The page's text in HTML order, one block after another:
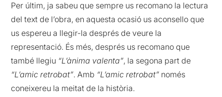
Per últim, ja sabeu que sempre us recomano la lectura
del text de l’obra, en aquesta ocasió us aconsello que
us espereu a llegir-la després de veure la
representació. És més, després us recomano que
també llegiu “L’ànima valenta”, la segona part de
“L’amic retrobat”. Amb “L’amic retrobat” només
coneixereu la meitat de la història.